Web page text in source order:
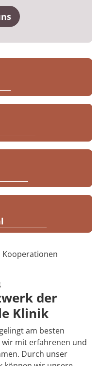
Kooperationen
der
Klinik
am besten
mit erfahrenen und
Durch unser